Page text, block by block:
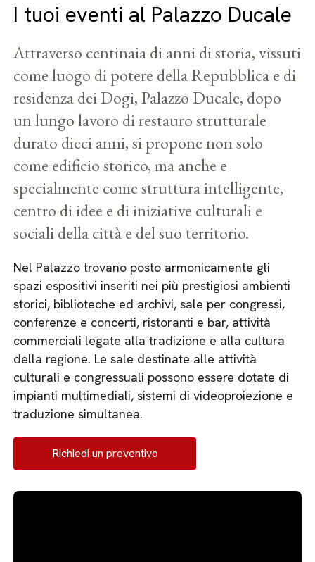
I tuoi eventi al Palazzo Ducale
Attraverso centinaia di anni di storia, vissuti
come luogo di potere della Repubblica e di
residenza dei Dogi, Palazzo Ducale, dopo
un lungo lavoro di restauro strutturale
durato dieci anni, si propone non solo
come edificio storico, ma anche e
specialmente come struttura intelligente,
centro di idee e di iniziative culturali e
sociali della città e del suo territorio.
Nel Palazzo trovano posto armonicamente gli
spazi espositivi inseriti nei più prestigiosi ambienti
storici, biblioteche ed archivi, sale per congressi,
conferenze e concerti, ristoranti e bar, attività
commerciali legate alla tradizione e alla cultura
della regione. Le sale destinate alle attività
culturali e congressuali possono essere dotate di
impianti multimediali, sistemi di videoproiezione e
traduzione simultanea.
Richiedi un preventivo